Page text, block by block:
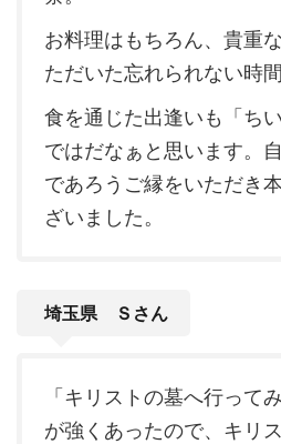
お料理はもちろん、貴重
ただいた忘れられない時
食を通じた出逢いも「ち
ではだなぁと思います。
であろうご縁をいただき
ざいました。
埼玉県 Ｓさん
「キリストの墓へ行って
が強くあったので、キリ